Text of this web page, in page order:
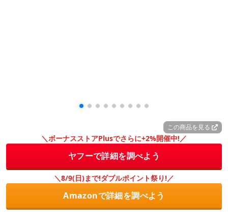
この商品を見る
＼ボーナスストアPlusでさらに+2%開催中!／
ヤフーで詳細を調べよう
＼8/9(日)まで!ダブルポイント祭り!／
Amazonで詳細を調べよう